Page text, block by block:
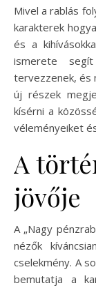
Mivel a rablás
karakterek
és a
ismerete
tervezzenek, és
új részek
kísérni a
véleményeiket
A
jövője
A „Nagy
nézők
cselekmény. A
bemutatja a